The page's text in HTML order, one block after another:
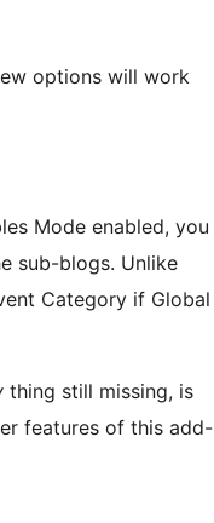
options will work
Mode enabled, you
sub-blogs. Unlike
Category if Global
thing still missing, is
features of this add-